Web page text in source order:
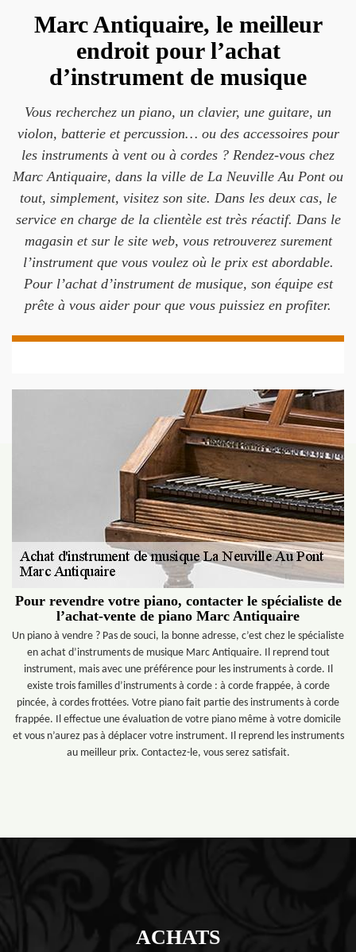
Marc Antiquaire, le meilleur
endroit pour l’achat
d’instrument de musique
Vous recherchez un piano, un clavier, une guitare, un
violon, batterie et percussion… ou des accessoires pour
les instruments à vent ou à cordes ? Rendez-vous chez
Marc Antiquaire, dans la ville de La Neuville Au Pont ou
tout, simplement, visitez son site. Dans les deux cas, le
service en charge de la clientèle est très réactif. Dans le
magasin et sur le site web, vous retrouverez surement
l’instrument que vous voulez où le prix est abordable.
Pour l’achat d’instrument de musique, son équipe est
prête à vous aider pour que vous puissiez en profiter.
Pour revendre votre piano, contacter le spécialiste de
l’achat-vente de piano Marc Antiquaire
Un piano à vendre ? Pas de souci, la bonne adresse, c’est chez le spécialiste
en achat d’instruments de musique Marc Antiquaire. Il reprend tout
instrument, mais avec une préférence pour les instruments à corde. Il
existe trois familles d’instruments à corde : à corde frappée, à corde
pincée, à cordes frottées. Votre piano fait partie des instruments à corde
frappée. Il effectue une évaluation de votre piano même à votre domicile
et vous n’aurez pas à déplacer votre instrument. Il reprend les instruments
au meilleur prix. Contactez-le, vous serez satisfait.
ACHATS